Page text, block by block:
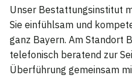
Unser Bestattungsinstitut
Sie einfühlsam und
ganz Bayern. Am Standort
telefonisch beratend zur
Überführung gemeinsam